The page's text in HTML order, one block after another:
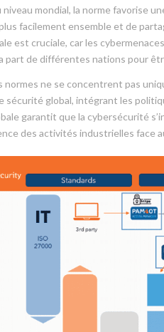
mondial, la norme favorise
facilement ensemble et de
est cruciale, car les
part de différentes nations pour
normes ne se concentrent pas
sécurité global, intégrant les
garantit que la cybersécurité
des activités industrielles face